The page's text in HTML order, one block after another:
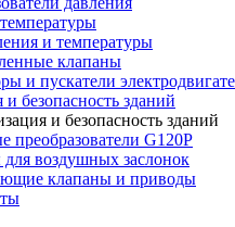
и температуры
клапаны
и пускатели
безопасность зданий
и безопасность зданий
преобразователи G120P
воздушных заслонок
клапаны и приводы